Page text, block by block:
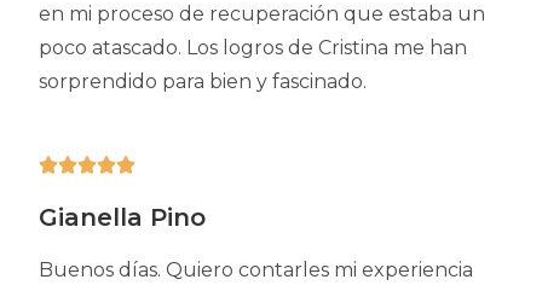
en mi proceso de recuperación que estaba un
poco atascado. Los logros de Cristina me han
sorprendido para bien y fascinado.

Gianella Pino
Buenos días. Quiero contarles mi experiencia